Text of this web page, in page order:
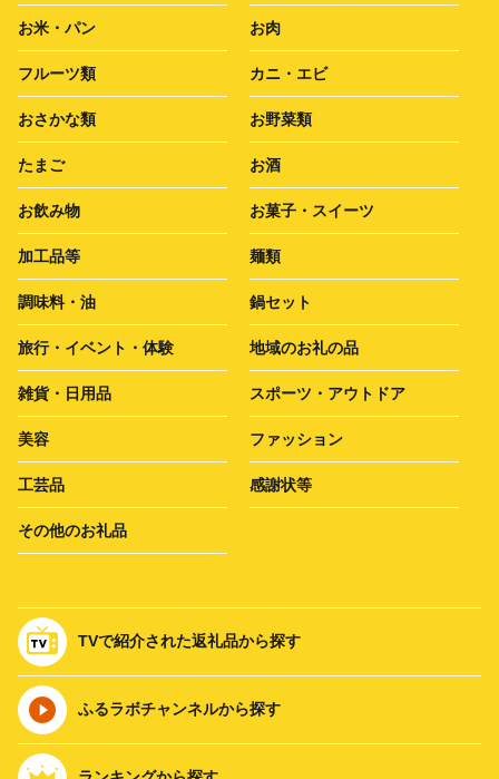
お米・パン お肉
フルーツ類 カニ・エビ
おさかな類 お野菜類
たまご お酒
お飲み物 お菓子・スイーツ
加工品等 麺類
調味料・油 鍋セット
旅行・イベント・体験 地域のお礼の品
雑貨・日用品 スポーツ・アウトドア
美容 ファッション
工芸品 感謝状等
その他のお礼品
TVで紹介された返礼品から探す
ふるラボチャンネルから探す